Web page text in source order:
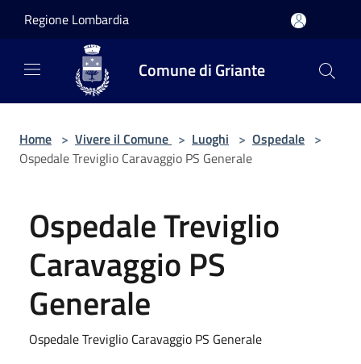
Regione Lombardia
Comune di Griante
Home > Vivere il Comune > Luoghi > Ospedale >
Ospedale Treviglio Caravaggio PS Generale
Ospedale Treviglio
Caravaggio PS
Generale
Ospedale Treviglio Caravaggio PS Generale